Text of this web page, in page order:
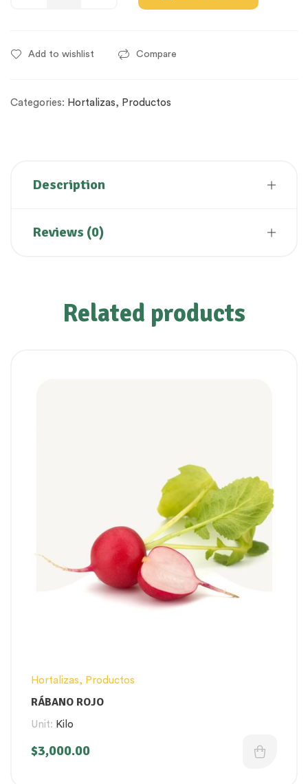
Add to wishlist Compare
Categories: Hortalizas, Productos
Description
Reviews (0)
Related products
Hortalizas, Productos
RÁBANO ROJO
Unit: Kilo
$3,000.00